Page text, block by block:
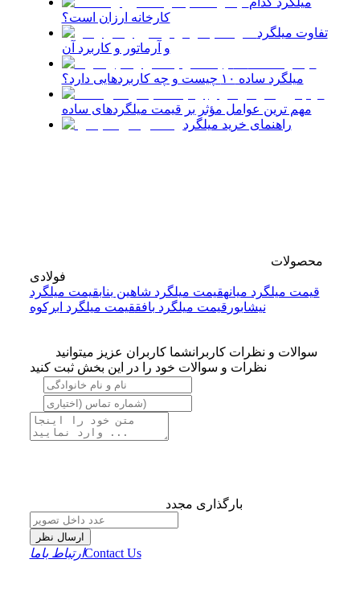
کارخانه ارزان است؟
تفاوت میلگرد
و آرماتور و کاربرد آن
میلگرد ساده ۱۰ چیست و چه کاربردهایی دارد؟
مهم ترین عوامل مؤثر بر قیمت میلگردهای ساده
راهنمای خرید میلگرد
محصولات
فولادی
قیمت میلگرد میانهقیمت میلگرد شاهین بنابقیمت میلگرد
نیشابور قیمت میلگرد بافققیمت میلگرد ابرکوه
سوالات و نظرات کاربرانشما کاربران عزیز میتوانید
نظرات و سوالات خود را در این بخش ثبت کنید
بارگذاری مجدد
ارسال نظر
ارتباط باماContact Us